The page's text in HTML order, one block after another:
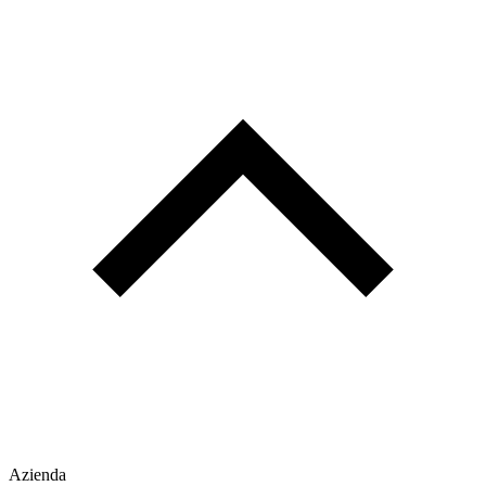
Azienda